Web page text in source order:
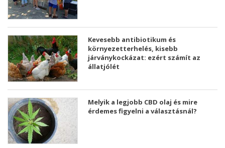
Kevesebb antibiotikum és
környezetterhelés, kisebb
járványkockázat: ezért számít az
állatjólét
Melyik a legjobb CBD olaj és mire
érdemes figyelni a választásnál?